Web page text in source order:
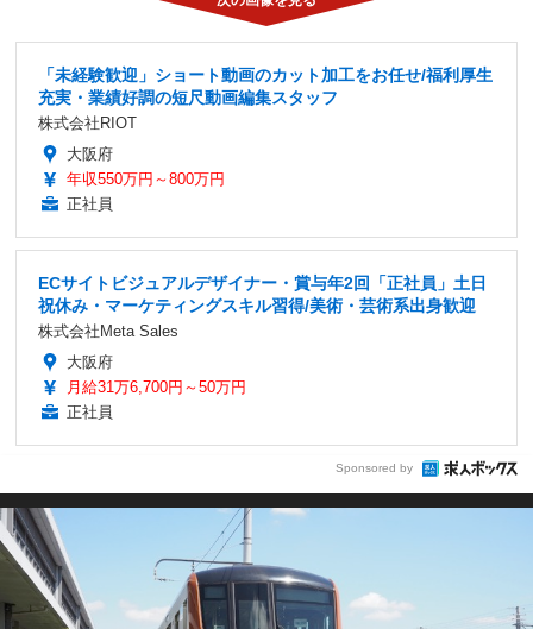
「未経験歓迎」ショート動画のカット加工をお任せ/福利厚生
充実・業績好調の短尺動画編集スタッフ
株式会社RIOT
大阪府
年収550万円～800万円
正社員
ECサイトビジュアルデザイナー・賞与年2回「正社員」土日
祝休み・マーケティングスキル習得/美術・芸術系出身歓迎
株式会社Meta Sales
大阪府
月給31万6,700円～50万円
正社員
Sponsored by